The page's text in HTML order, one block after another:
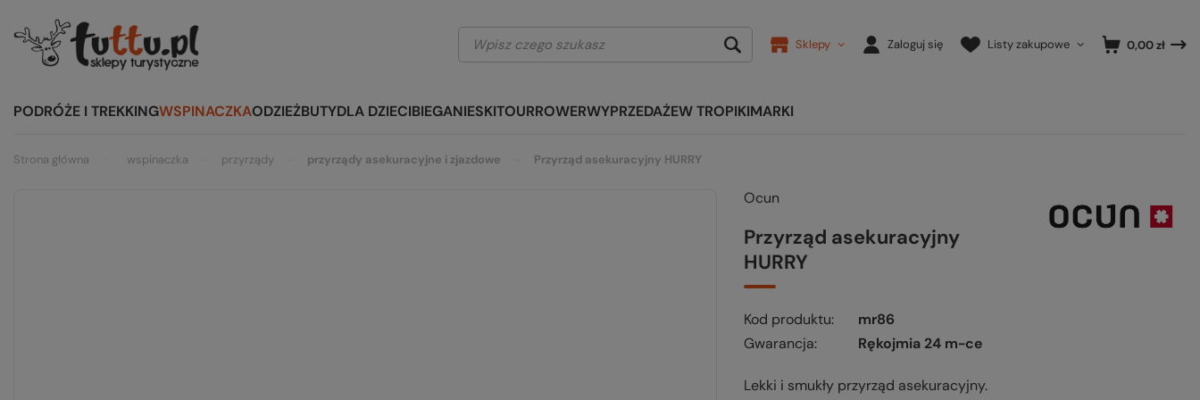
Sklepy Zaloguj się Listy zakupowe 0,00 zł
PODRÓŻE I TREKKINGWSPINACZKAODZIEŻBUTYDLA DZIECIBIEGANIESKITOURROWERWYPRZEDAŻEW TROPIKIMARKI
Strona główna wspinaczka przyrządy przyrządy asekuracyjne i zjazdowe Przyrząd asekuracyjny HURRY
Ocun
Przyrząd asekuracyjny
HURRY
Kod produktu
mr86
Gwarancja
Rękojmia 24 m-ce
Lekki i smukły przyrząd asekuracyjny.